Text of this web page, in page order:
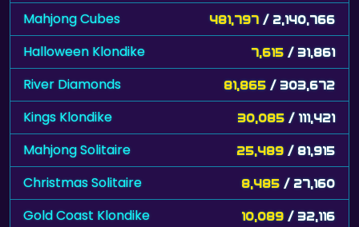
Mahjong Cubes 481,797 / 2,140,766
Halloween Klondike 7,615 / 31,861
River Diamonds 81,865 / 303,672
Kings Klondike 30,085 / 111,421
Mahjong Solitaire 25,489 / 81,915
Christmas Solitaire 8,485 / 27,160
Gold Coast Klondike 10,089 / 32,116